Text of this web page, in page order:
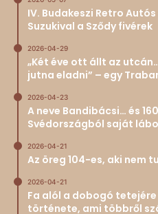
IV. Budakeszi Retro
Suzukival a Sződy fivérek
2026-04-29
„Két éve ott állt az
jutna eladni” – egy
2026-04-23
A neve Bandibácsi… és
Svédországból saját
2026-04-21
Az öreg 104-es, aki nem
2026-04-21
Fa alól a dobogó
története, ami többről